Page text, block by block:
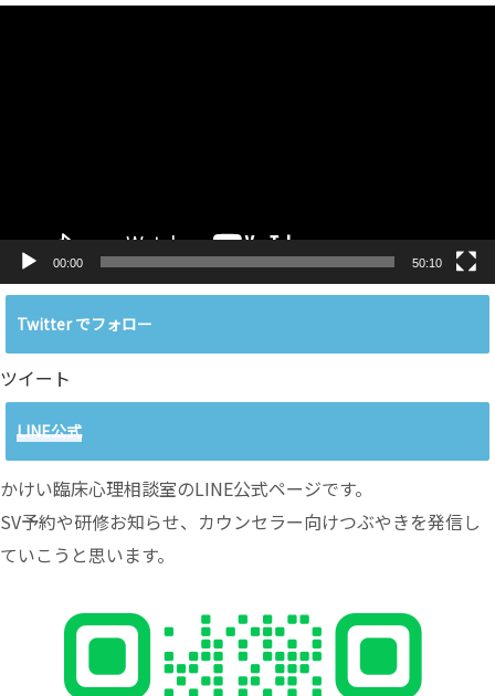
00:00 50:10
Twitter でフォロー
ツイート
LINE公式
かけい臨床心理相談室のLINE公式ページです。
SV予約や研修お知らせ、カウンセラー向けつぶやきを発信し
ていこうと思います。